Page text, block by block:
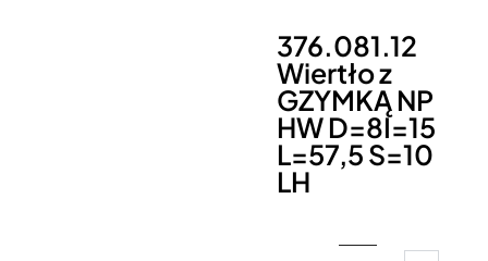
376.081.12
Wiertło z
GZYMKĄ NP
HW D=8I=15
L=57,5 S=10
LH